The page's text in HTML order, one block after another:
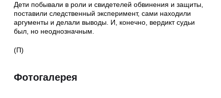
Дети побывали в роли и свидетелей обвинения и защиты,
поставили следственный эксперимент, сами находили
аргументы и делали выводы. И, конечно, вердикт судьи
был, но неоднозначным.
(П)
Фотогалерея